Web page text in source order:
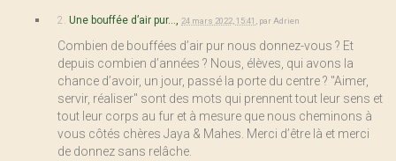
2. Une bouffée d’air pur..., 24 mars 2022, 15:41 par Adrien
Combien de bouffées d’air pur nous donnez-vous ? Et
depuis combien d’années ? Nous, élèves, qui avons la
chance d’avoir, un jour, passé la porte du centre ? "Aimer,
servir, réaliser" sont des mots qui prennent tout leur sens et
tout leur corps au fur et à mesure que nous cheminons à
vous côtés chères Jaya & Mahes. Merci d’être là et merci
de donnez sans relâche.